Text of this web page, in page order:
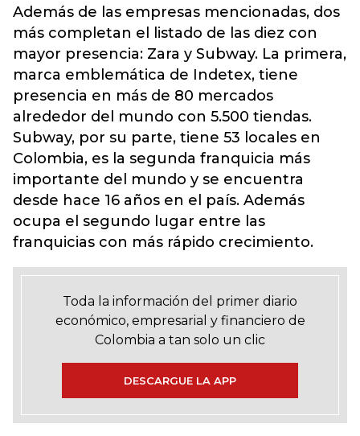
Además de las empresas mencionadas, dos
más completan el listado de las diez con
mayor presencia: Zara y Subway. La primera,
marca emblemática de Indetex, tiene
presencia en más de 80 mercados
alrededor del mundo con 5.500 tiendas.
Subway, por su parte, tiene 53 locales en
Colombia, es la segunda franquicia más
importante del mundo y se encuentra
desde hace 16 años en el país. Además
ocupa el segundo lugar entre las
franquicias con más rápido crecimiento.
Toda la información del primer diario
económico, empresarial y financiero de
Colombia a tan solo un clic
DESCARGUE LA APP